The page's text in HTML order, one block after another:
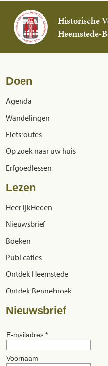
Historische
Heemstede-
Doen
Agenda
Wandelingen
Fietsroutes
Op zoek naar uw huis
Erfgoedlessen
Lezen
HeerlijkHeden
Nieuwsbrief
Boeken
Publicaties
Ontdek Heemstede
Ontdek Bennebroek
Nieuwsbrief